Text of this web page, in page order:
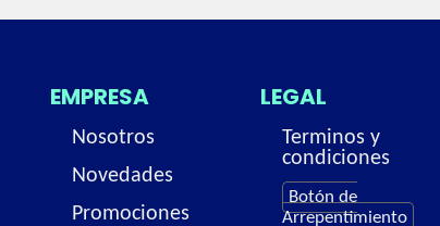
EMPRESA
Nosotros
Novedades
Promociones
LEGAL
Terminos y
condiciones
Botón de
Arrepentimiento